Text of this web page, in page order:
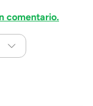
comentario.